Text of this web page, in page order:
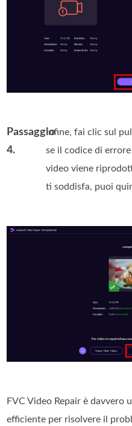
Passaggio
4.
Infine, fai clic sul
se il codice di
video viene
ti soddisfa, puoi
FVC Video Repair è davvero
efficiente per risolvere il